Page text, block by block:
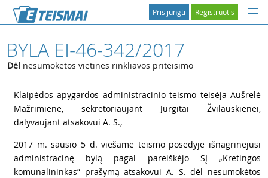
Registruotis
Prisijungti
BYLA EI-46-342/2017
Dėl nesumokėtos vietinės rinkliavos priteisimo
Klaipėdos apygardos administracinio teismo teisėja Aušrelė
Mažrimienė, sekretoriaujant Jurgitai Žvilauskienei,
dalyvaujant atsakovui A. S.,
2017 m. sausio 5 d. viešame teismo posėdyje išnagrinėjusi
administracinę bylą pagal pareiškėjo SĮ „Kretingos
komunalininkas” prašymą atsakovui A. S. dėl nesumokėtos